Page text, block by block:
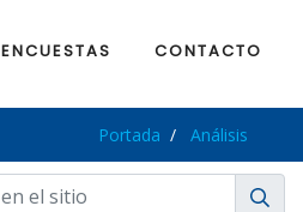
ENCUESTAS CONTACTO
Portada Análisis